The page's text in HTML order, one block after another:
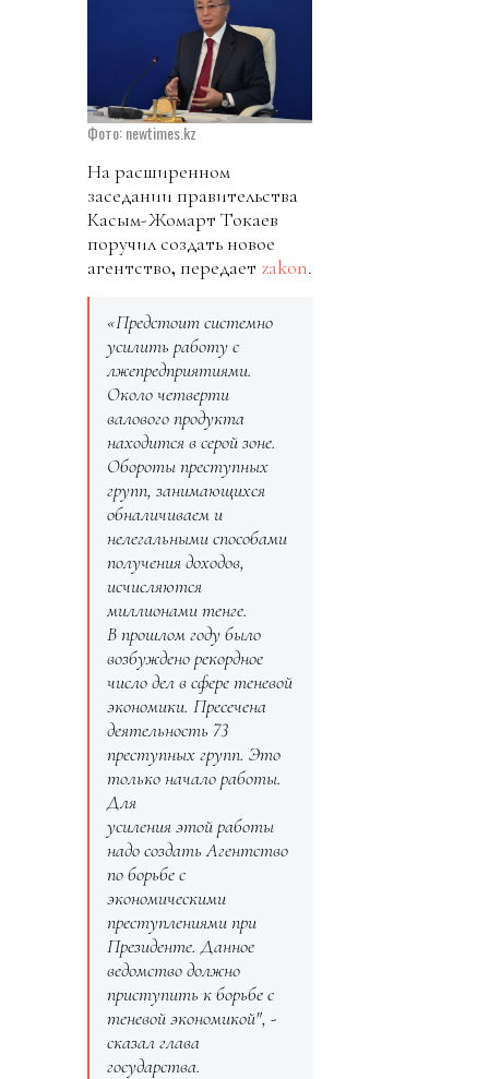
Фото: newtimes.kz
На расширенном
заседании правительства
Касым-Жомарт Токаев
поручил создать новое
агентство, передает zakon.
«Предстоит системно
усилить работу с
лжепредприятиями.
Около четверти
валового продукта
находится в серой зоне.
Обороты преступных
групп, занимающихся
обналичиваем и
нелегальными способами
получения доходов,
исчисляются
миллионами тенге.
В прошлом году было
возбуждено рекордное
число дел в сфере теневой
экономики. Пресечена
деятельность 73
преступных групп. Это
только начало работы.
Для
усиления этой работы
надо создать Агентство
по борьбе с
экономическими
преступлениями при
Президенте. Данное
ведомство должно
приступить к борьбе с
теневой экономикой", -
сказал глава
государства.